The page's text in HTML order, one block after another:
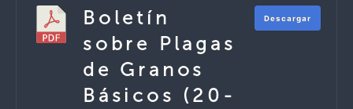
Boletín
sobre Plagas
de Granos
Básicos (20-
Descargar